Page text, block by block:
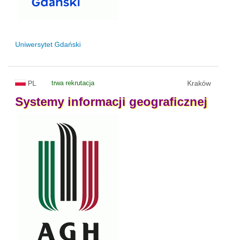
Uniwersytet Gdański
PL trwa rekrutacja Kraków
Systemy informacji geograficznej